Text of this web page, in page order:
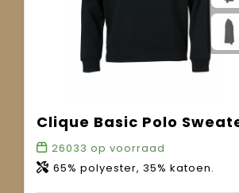
Clique Basic Polo
26033 op voorraad
65% polyester, 35% katoen.